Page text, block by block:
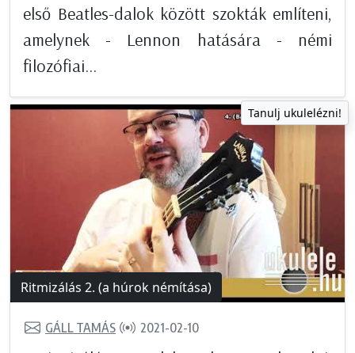
első Beatles-dalok között szokták említeni,
amelynek - Lennon hatására - némi
filozófiai...
Tanulj ukulelézni!
Ritmizálás 2. (a húrok némítása)
GÁLL TAMÁS 2021-02-10